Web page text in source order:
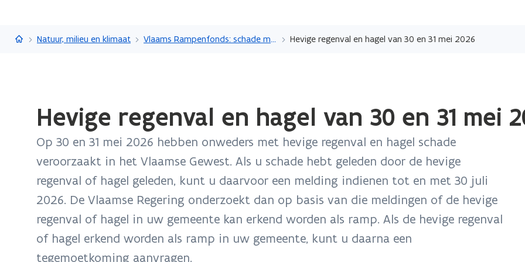
en
Vlaanderen.be
Natuur, milieu en klimaat Vlaams Rampenfonds: schade melden of tegemoetkoming aanvragen Hevige regenval en hagel van 30 en 31 mei 2026
laden.
bevindt
Hevige
regenval
hagel
Hevige regenval en hagel van 30 en 31 mei
Op 30 en 31 mei 2026 hebben onweders met hevige regenval en hagel schade
veroorzaakt in het Vlaamse Gewest. Als u schade hebt geleden door de hevige
regenval of hagel geleden, kunt u daarvoor een melding indienen tot en met 30 juli
2026. De Vlaamse Regering onderzoekt dan op basis van die meldingen of de hevige
regenval of hagel in uw gemeente kan erkend worden als ramp. Als de hevige regenval
of hagel erkend worden als ramp in uw gemeente, kunt u daarna een
tegemoetkoming aanvragen.